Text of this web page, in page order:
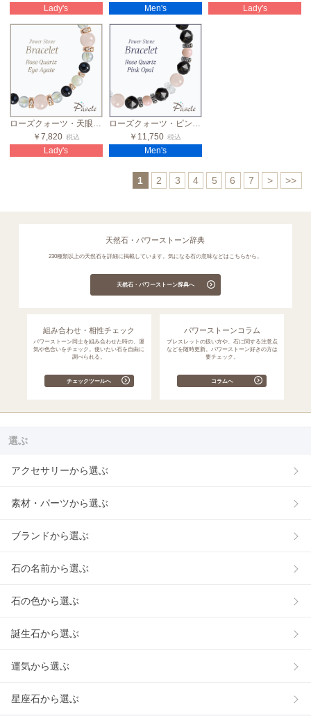
Lady's Men's Lady's
ローズクォーツ・天眼石 レディース誕生石ブレスレット
￥7,820 税込
Lady's
ローズクォーツ・ピンクオパール メンズブラックスピネルブレスレット
￥11,750 税込
Men's
1 2 3 4 5 6 7 > >>
天然石・パワーストーン辞典
230種類以上の天然石を詳細に掲載しています。気になる石の意味などはこちらから。
天然石・パワーストーン辞典へ
組み合わせ・相性チェック
パワーストーン同士を組み合わせた時の、運
気や色合いをチェック。使いたい石を自由に
調べられる。
チェックツールへ
パワーストーンコラム
ブレスレットの扱い方や、石に関する注意点
などを随時更新。パワーストーン好きの方は
要チェック。
コラムへ
選ぶ
アクセサリーから選ぶ
素材・パーツから選ぶ
ブランドから選ぶ
石の名前から選ぶ
石の色から選ぶ
誕生石から選ぶ
運気から選ぶ
星座石から選ぶ